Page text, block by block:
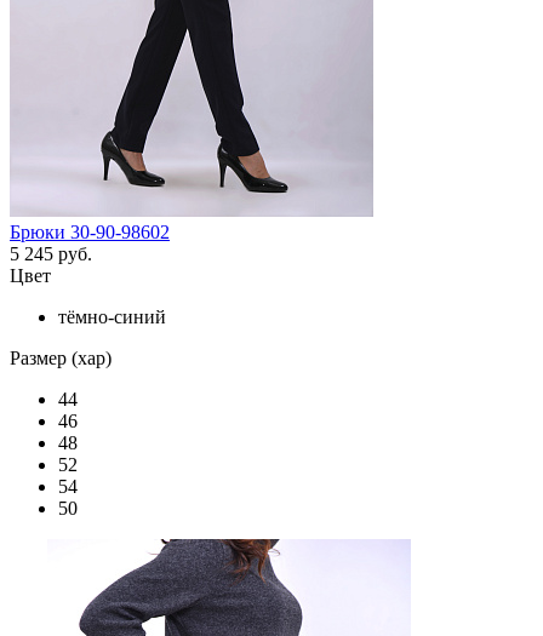
Брюки 30-90-98602
5 245 руб.
Цвет
тёмно-синий
Размер (хар)
44
46
48
52
54
50